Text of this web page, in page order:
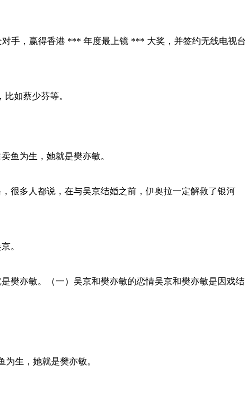
手，赢得香港 *** 年度最上镜 *** 大奖，并签约无线电视台
如蔡少芬等。
鱼为生，她就是樊亦敏。
很多人都说，在与吴京结婚之前，伊奥拉一定解救了银河
。
樊亦敏。（一）吴京和樊亦敏的恋情吴京和樊亦敏是因戏结
生，她就是樊亦敏。